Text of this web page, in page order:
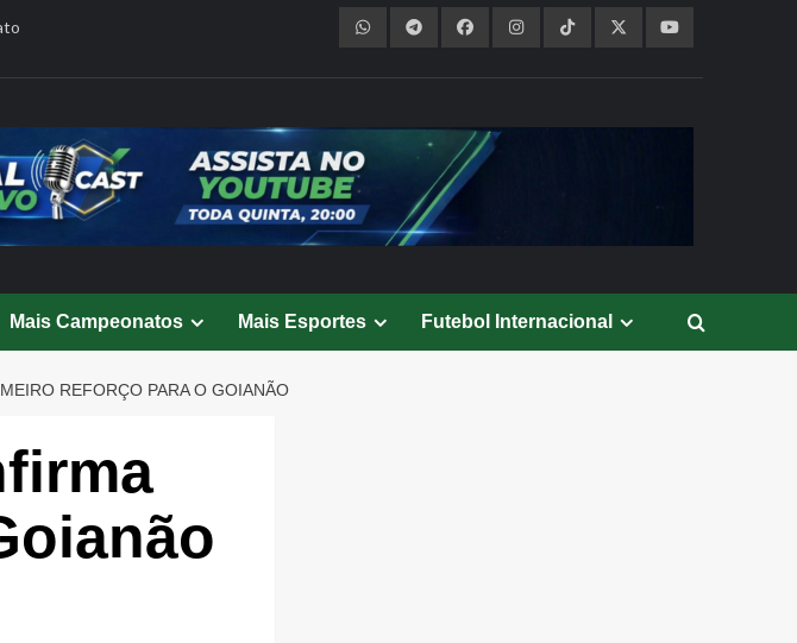
Mais Campeonatos Mais Esportes Futebol Internacional
REFORÇO PARA O GOIANÃO